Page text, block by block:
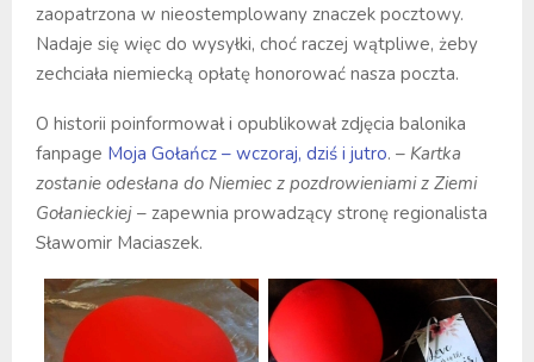
zaopatrzona w nieostemplowany znaczek pocztowy.
Nadaje się więc do wysyłki, choć raczej wątpliwe, żeby
zechciała niemiecką opłatę honorować nasza poczta.
O historii poinformował i opublikował zdjęcia balonika
fanpage Moja Gołańcz – wczoraj, dziś i jutro. – Kartka
zostanie odesłana do Niemiec z pozdrowieniami z Ziemi
Gołanieckiej – zapewnia prowadzący stronę regionalista
Sławomir Maciaszek.